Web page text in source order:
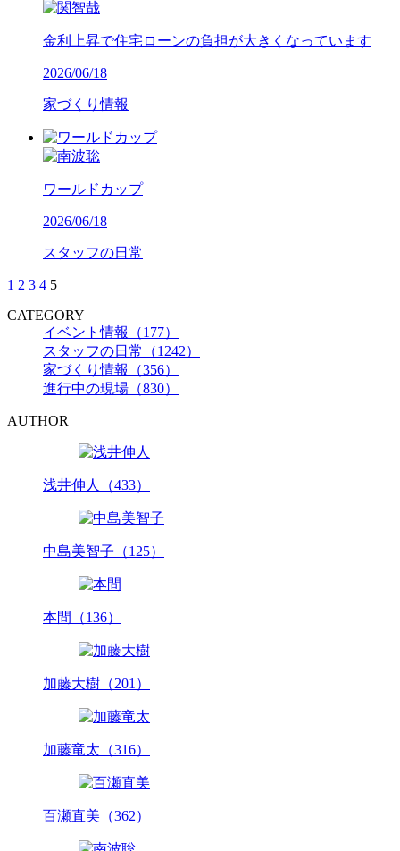
金利上昇で住宅ローンの負担が大きくなっています
2026/06/18
家づくり情報
ワールドカップ
2026/06/18
スタッフの日常
1 2 3 4 5
CATEGORY
イベント情報（177）
スタッフの日常（1242）
家づくり情報（356）
進行中の現場（830）
AUTHOR
浅井伸人（433）
中島美智子（125）
本間（136）
加藤大樹（201）
加藤竜太（316）
百瀬直美（362）